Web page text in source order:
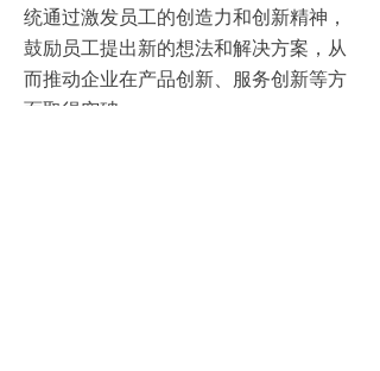
统通过激发员工的创造力和创新精神，
鼓励员工提出新的想法和解决方案，从
而推动企业在产品创新、服务创新等方
面取得突破。